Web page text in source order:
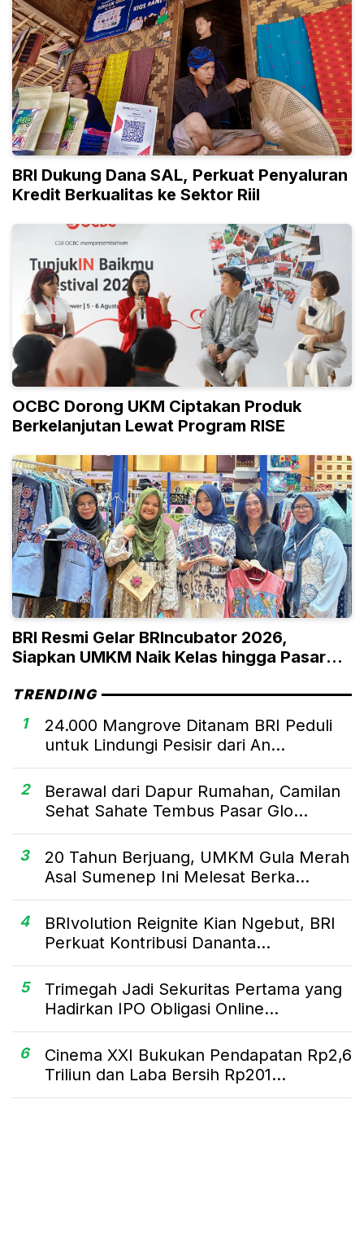
BRI Dukung Dana SAL, Perkuat Penyaluran
Kredit Berkualitas ke Sektor Riil
OCBC Dorong UKM Ciptakan Produk
Berkelanjutan Lewat Program RISE
BRI Resmi Gelar BRIncubator 2026,
Siapkan UMKM Naik Kelas hingga Pasar
TRENDING
1
24.000 Mangrove Ditanam BRI Peduli
untuk Lindungi Pesisir dari An...
2
Berawal dari Dapur Rumahan, Camilan
Sehat Sahate Tembus Pasar Glo...
3
20 Tahun Berjuang, UMKM Gula Merah
Asal Sumenep Ini Melesat Berka...
4
BRIvolution Reignite Kian Ngebut, BRI
Perkuat Kontribusi Dananta...
5
Trimegah Jadi Sekuritas Pertama yang
Hadirkan IPO Obligasi Online...
6
Cinema XXI Bukukan Pendapatan Rp2,6
Triliun dan Laba Bersih Rp201...